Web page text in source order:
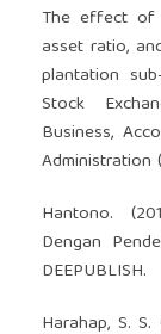
The effect of
asset ratio,
plantation
Stock
Business,
Administration
Hantono.
Dengan
DEEPUBLISH.
Harahap, S.